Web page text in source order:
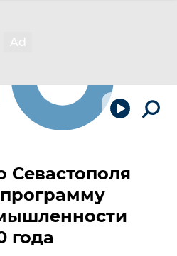
Севастополя
года